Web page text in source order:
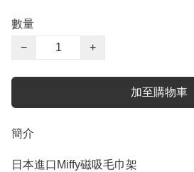
數量
−
+
加至購物車
簡介
日本進口Miffy磁吸毛巾架